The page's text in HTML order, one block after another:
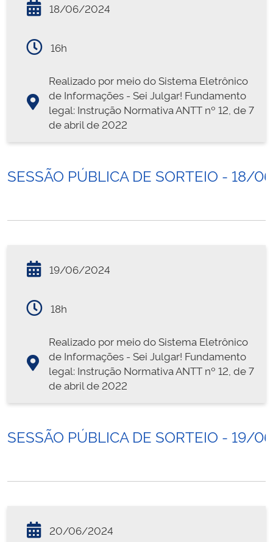
18/06/2024
16h
Realizado por meio do Sistema Eletrônico
de Informações - Sei Julgar! Fundamento
legal: Instrução Normativa ANTT nº 12, de 7
de abril de 2022
SESSÃO PÚBLICA DE SORTEIO - 18/
19/06/2024
18h
Realizado por meio do Sistema Eletrônico
de Informações - Sei Julgar! Fundamento
legal: Instrução Normativa ANTT nº 12, de 7
de abril de 2022
SESSÃO PÚBLICA DE SORTEIO - 19/
20/06/2024